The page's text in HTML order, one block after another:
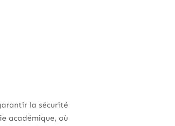
la sécurité
académique, où